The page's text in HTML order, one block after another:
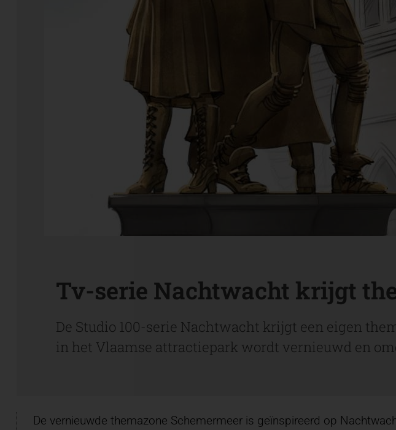
Tv-serie Nachtwacht krijgt
De Studio 100-serie Nachtwacht krijgt een eigen
in het Vlaamse attractiepark wordt vernieuwd en
De vernieuwde themazone Schemermeer is geïnspireerd op